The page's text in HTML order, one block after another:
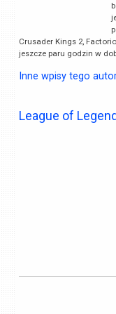
Crusader Kings 2,
jeszcze paru godzin w
Inne wpisy tego
League of